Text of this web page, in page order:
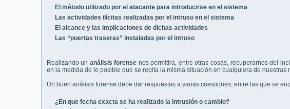
El método utilizado por el atacante para introducirse en el sistema
Las actividades ilícitas realizadas por el intruso en el sistema
El alcance y las implicaciones de dichas actividades
Las “puertas traseras” instaladas por el intruso
Realizando un análisis forense nos permitirá, entre otras cosas, recuperarnos del
en la medida de lo posible que se repita la misma situación en cualquiera de nuestras
Un buen análisis forense debe dar respuestas a varias cuestiones, entre las que se
¿En que fecha exacta se ha realizado la intrusión o cambio?